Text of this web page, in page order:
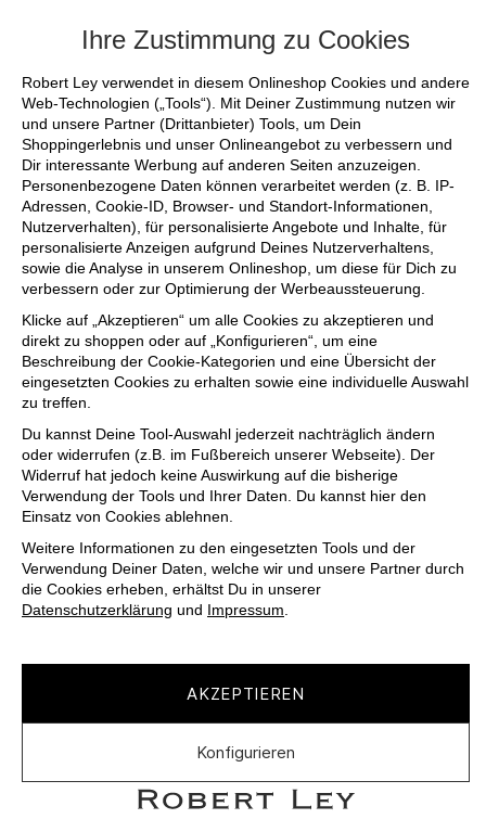
Ihre Zustimmung zu Cookies
Robert Ley verwendet in diesem Onlineshop Cookies und andere
Web-Technologien („Tools“). Mit Deiner Zustimmung nutzen wir
und unsere Partner (Drittanbieter) Tools, um Dein
Shoppingerlebnis und unser Onlineangebot zu verbessern und
Dir interessante Werbung auf anderen Seiten anzuzeigen.
Personenbezogene Daten können verarbeitet werden (z. B. IP-
Adressen, Cookie-ID, Browser- und Standort-Informationen,
Nutzerverhalten), für personalisierte Angebote und Inhalte, für
personalisierte Anzeigen aufgrund Deines Nutzerverhaltens,
sowie die Analyse in unserem Onlineshop, um diese für Dich zu
verbessern oder zur Optimierung der Werbeaussteuerung.
Klicke auf „Akzeptieren“ um alle Cookies zu akzeptieren und
direkt zu shoppen oder auf „Konfigurieren“, um eine
Beschreibung der Cookie-Kategorien und eine Übersicht der
eingesetzten Cookies zu erhalten sowie eine individuelle Auswahl
zu treffen.
Du kannst Deine Tool-Auswahl jederzeit nachträglich ändern
oder widerrufen (z.B. im Fußbereich unserer Webseite). Der
Widerruf hat jedoch keine Auswirkung auf die bisherige
Verwendung der Tools und Ihrer Daten. Du kannst hier den
Einsatz von Cookies ablehnen.
Weitere Informationen zu den eingesetzten Tools und der
Verwendung Deiner Daten, welche wir und unsere Partner durch
die Cookies erheben, erhältst Du in unserer
Datenschutzerklärung und Impressum.
AKZEPTIEREN
Konfigurieren